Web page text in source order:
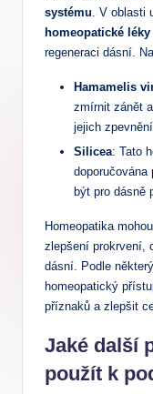
systému . V
homeopatické léky
regeneraci dásní.
Hamamelis
zmírnit zánět
jejich zpevnění.
Silicea: Tato
být pro dásně
Homeopatika
zlepšení prokrvení,
dásní. Podle
homeopatický
příznaků a zlepšit
Jaké další
použít k